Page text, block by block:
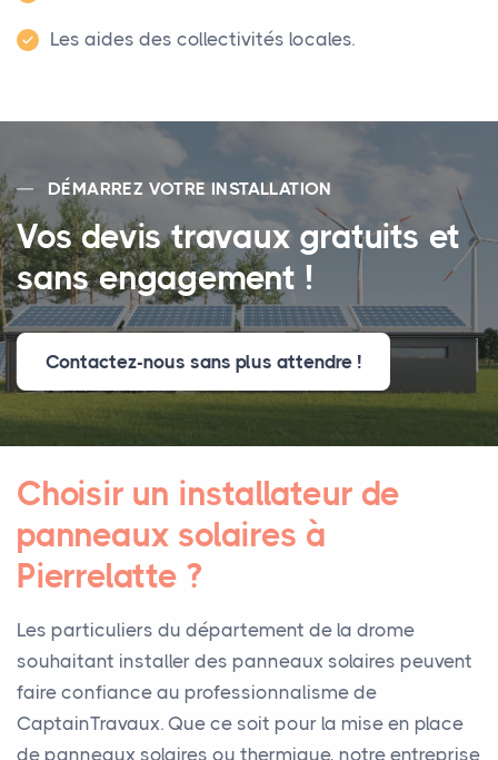
Les aides des collectivités locales.
DÉMARREZ VOTRE INSTALLATION
Vos devis travaux gratuits et
sans engagement !
Contactez-nous sans plus attendre !
Choisir un installateur de
panneaux solaires à
Pierrelatte ?
Les particuliers du département de la drome
souhaitant installer des panneaux solaires peuvent
faire confiance au professionnalisme de
CaptainTravaux. Que ce soit pour la mise en place
de panneaux solaires ou thermique, notre entreprise